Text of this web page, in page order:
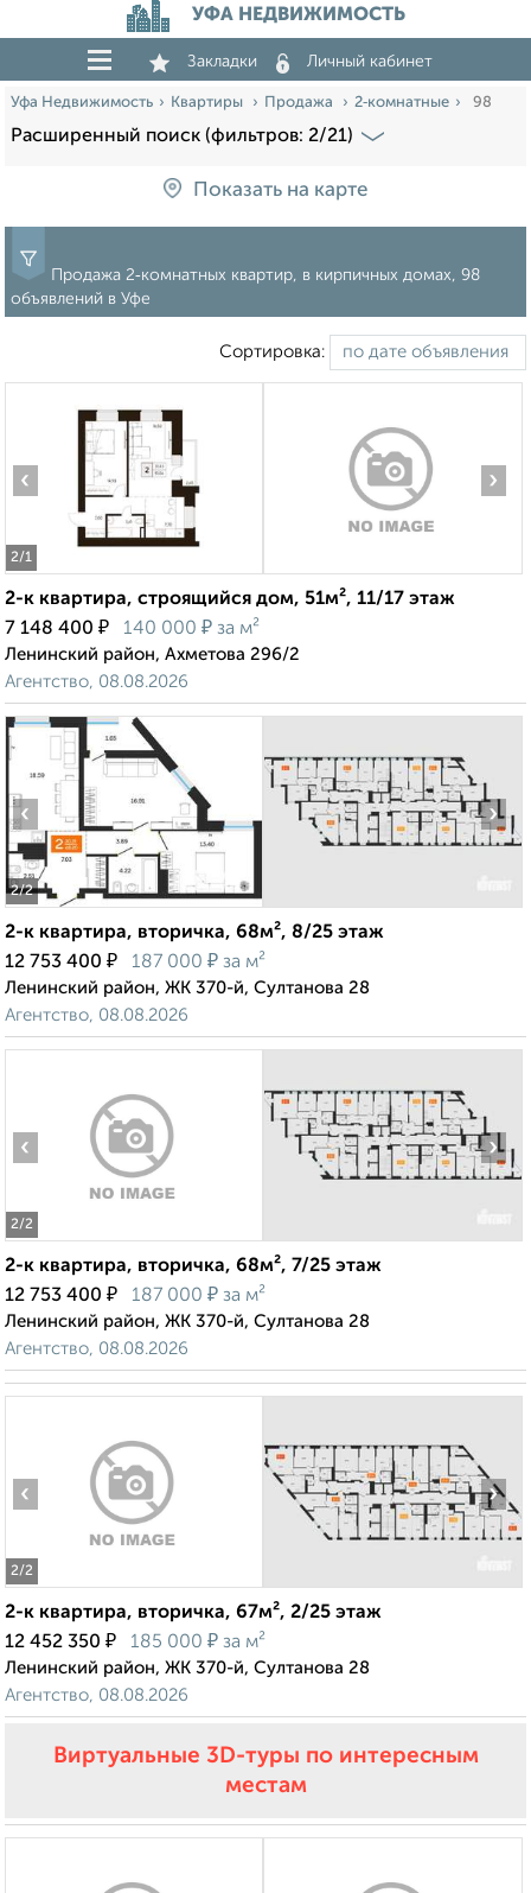
УФА НЕДВИЖИМОСТЬ
Закладки Личный кабинет
Уфа Недвижимость Квартиры Продажа 2‑комнатные 98
Расширенный поиск (фильтров: 2/21)
Показать на карте
Продажа 2‑комнатных квартир, в кирпичных домах, 98
объявлений в Уфе
Сортировка:
2/1
‹ ›
2-к квартира, строящийся дом, 51м², 11/17 этаж
7 148 400 ₽ 140 000 ₽ за м²
Ленинский район, Ахметова 296/2
Агентство, 08.08.2026
2/2
‹ ›
2-к квартира, вторичка, 68м², 8/25 этаж
12 753 400 ₽ 187 000 ₽ за м²
Ленинский район, ЖК 370-й, Султанова 28
Агентство, 08.08.2026
2/2
‹ ›
2-к квартира, вторичка, 68м², 7/25 этаж
12 753 400 ₽ 187 000 ₽ за м²
Ленинский район, ЖК 370-й, Султанова 28
Агентство, 08.08.2026
2/2
‹ ›
2-к квартира, вторичка, 67м², 2/25 этаж
12 452 350 ₽ 185 000 ₽ за м²
Ленинский район, ЖК 370-й, Султанова 28
Агентство, 08.08.2026
Виртуальные 3D-туры по интересным
местам